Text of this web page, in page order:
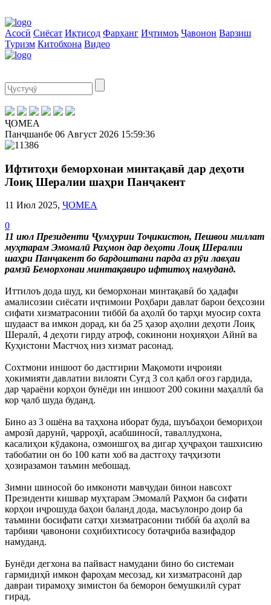
Асосӣ Сиёсат Иқтисод Фарҳанг Иҷтимоъ Ҷавонон Варзиш
Туризм Китобхона Видео
ҶОМЕА
Панҷшанбе 06 Август 2026 15:59:37
Ифтитоҳи беморхонаи минтақавӣ дар деҳоти
Лоиқ Шералии шаҳри Панҷакент
11 Июл 2025, ҶОМЕА
0
11 июл Президенти Ҷумҳурии Тоҷикистон, Пешвои миллат
муҳтарам Эмомалӣ Раҳмон дар деҳоти Лоиқ Шералии
шаҳри Панҷакент бо бардоштани парда аз рӯи лавҳаи
рамзӣ Беморхонаи минтақавиро ифтитоҳ намуданд.
Иттилоъ дода шуд, ки беморхонаи минтақавӣ бо ҳадафи
амалисозии сиёсати иҷтимоии Роҳбари давлат барои беҳсозии
сифати хизматрасонии тиббӣ ба аҳолӣ бо тарҳи муосир сохта
шудааст ва имкон дорад, ки ба 25 ҳазор аҳолии деҳоти Лоиқ
Шералӣ, 4 деҳоти гирду атроф, сокинони ноҳияҳои Айнӣ ва
Куҳистони Мастчоҳ низ хизмат расонад.
Сохтмони иншоот бо дастгирии Мақомоти иҷроияи
ҳокимияти давлатии вилояти Суғд 3 сол қабл оғоз гардида,
дар ҷараёни корҳои бунёди ин иншоот 200 сокини маҳаллӣ ба
кор ҷалб шуда буданд.
Бино аз 3 ошёна ва таҳхона иборат буда, шуъбаҳои бемориҳои
амрозӣ дарунӣ, ҷарроҳӣ, асабшиносӣ, таваллудхона,
касалиҳои кӯдакона, озмоишгоҳ ва дигар ҳуҷраҳои ташхисию
табобатии он бо 100 кати хоб ва дастгоҳу таҷҳизоти
ҳозиразамон таъмин мебошад.
Зимни шиносоӣ бо имконоти мавҷудаи бинои навсохт
Президенти кишвар муҳтарам Эмомалӣ Раҳмон ба сифати
корҳои иҷрошуда баҳои баланд дода, масъулонро доир ба
таъмини босифати сатҳи хизматрасонии тиббӣ ба аҳолӣ ва
тарбияи ҷавонони соҳибихтисосу ботаҷриба вазифадор
намуданд.
Бунёди дегхона ва пайваст намудани бино бо системаи
гармидиҳӣ имкон фароҳам месозад, ки хизматрасонӣ дар
давраи тирамоҳу зимистон ба беморон бемушкилӣ сурат
гирад.